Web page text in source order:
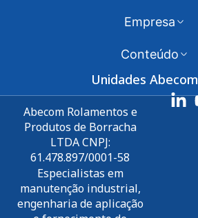
Empresa
Conteúdo
Unidades Abecom
Abecom Rolamentos e
Produtos de Borracha
LTDA CNPJ:
61.478.897/0001-58
Especialistas em
manutenção industrial,
engenharia de aplicação